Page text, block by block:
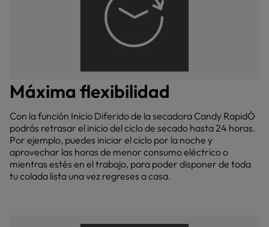
Máxima flexibilidad
Con la función Inicio Diferido de la secadora Candy RapidÓ
podrás retrasar el inicio del ciclo de secado hasta 24 horas.
Por ejemplo, puedes iniciar el ciclo por la noche y
aprovechar las horas de menor consumo eléctrico o
mientras estés en el trabajo, para poder disponer de toda
tu colada lista una vez regreses a casa.